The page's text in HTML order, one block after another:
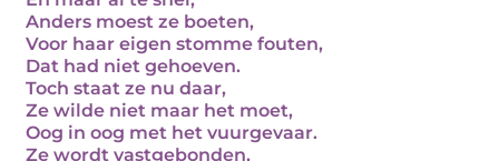
Anders moest ze boeten,
Voor haar eigen stomme fouten,
Dat had niet gehoeven.
Toch staat ze nu daar,
Ze wilde niet maar het moet,
Oog in oog met het vuurgevaar.
Ze wordt vastgebonden,